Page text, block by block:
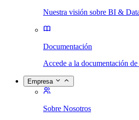
Nuestra visión sobre BI &
Documentación
Accede a la documentación
Empresa
Sobre Nosotros